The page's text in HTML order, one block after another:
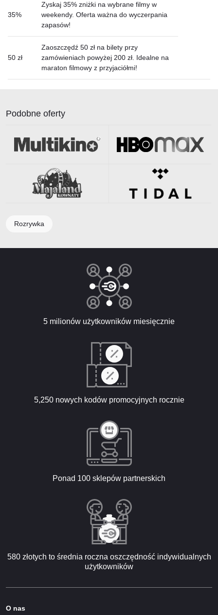
35%
Zyskaj 35% zniżki na wybrane filmy w
weekendy. Oferta ważna do wyczerpania
zapasów!
50 zł
Zaoszczędź 50 zł na bilety przy
zamówieniach powyżej 200 zł. Idealne na
maraton filmowy z przyjaciółmi!
Podobne oferty
Rozrywka
5 milionów użytkowników miesięcznie
5,250 nowych kodów promocyjnych rocznie
Ponad 100 sklepów partnerskich
580 złotych to średnia roczna oszczędność indywidualnych
użytkowników
O nas